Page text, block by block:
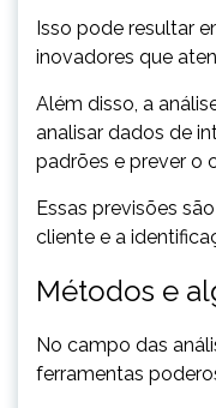
Isso pode resultar
inovadores que
Além disso, a
analisar dados de
padrões e prever o
Essas previsões
cliente e a
Métodos e
No campo das
ferramentas